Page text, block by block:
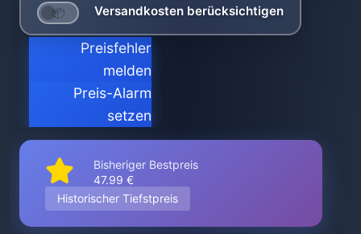
Versandkosten berücksichtigen
Preisfehler
melden
Preis-Alarm
setzen
Bisheriger Bestpreis
47.99 €
Historischer Tiefstpreis